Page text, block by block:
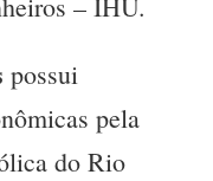
– IHU.
possui
pela
do Rio